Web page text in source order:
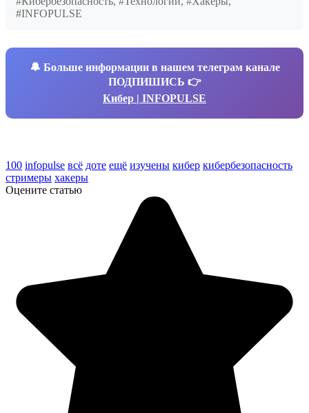
#INFOPULSE
🔔 Больше информации в нашем телеграм канале
ПОДПИШИСЬ 👉
Кибер | INFOPULSE
100 infopulse всё доте ещё изучены кибер кибербезопасность
стримеры хакеры
Оцените статью